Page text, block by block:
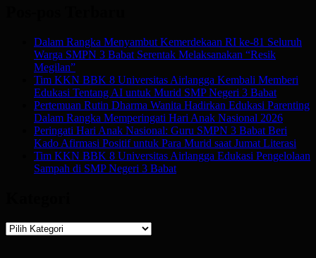
Dalam Rangka Menyambut Kemerdekaan RI ke-81 Seluruh
Warga SMPN 3 Babat Serentak Melaksanakan “Resik
Megilan”
Tim KKN BBK 8 Universitas Airlangga Kembali Memberi
Edukasi Tentang AI untuk Murid SMP Negeri 3 Babat
Pertemuan Rutin Dharma Wanita Hadirkan Edukasi Parenting
Dalam Rangka Memperingati Hari Anak Nasional 2026
Peringati Hari Anak Nasional: Guru SMPN 3 Babat Beri
Kado Afirmasi Positif untuk Para Murid saat Jumat Literasi
Tim KKN BBK 8 Universitas Airlangga Edukasi Pengelolaan
Sampah di SMP Negeri 3 Babat
Kategori